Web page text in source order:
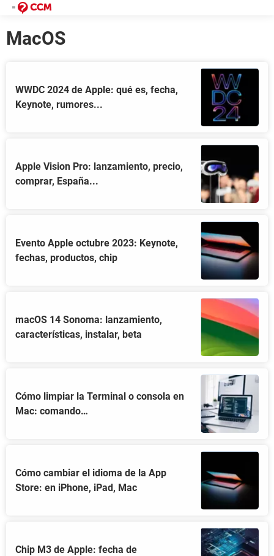
MacOS
WWDC 2024 de Apple: qué es, fecha,
Keynote, rumores...
Apple Vision Pro: lanzamiento, precio,
comprar, España...
Evento Apple octubre 2023: Keynote,
fechas, productos, chip
macOS 14 Sonoma: lanzamiento,
características, instalar, beta
Cómo limpiar la Terminal o consola en
Mac: comando…
Cómo cambiar el idioma de la App
Store: en iPhone, iPad, Mac
Chip M3 de Apple: fecha de